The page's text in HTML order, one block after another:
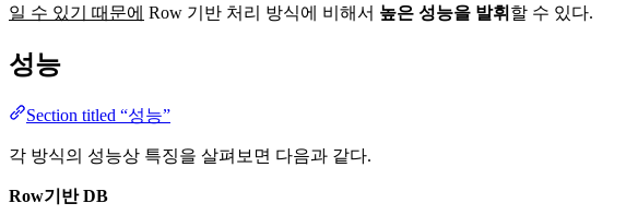
일 수 있기 때문에 Row 기반 처리 방식에 비해서 높은 성능을 발휘 할 수 있다.
성능
Section titled “성능”
각 방식의 성능상 특징을 살펴보면 다음과 같다.
Row기반 DB